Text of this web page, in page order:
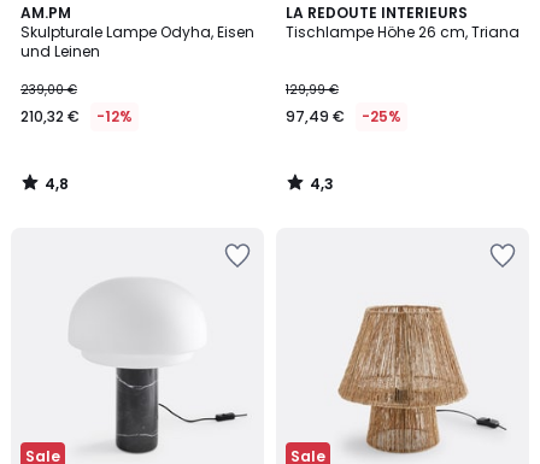
AM.PM
Skulpturale Lampe Odyha, Eisen
und Leinen
239,00 €
210,32 € -12%
4,8
/ 5
4,8
/
LA REDOUTE INTERIEURS
Tischlampe Höhe 26 cm, Triana
129,99 €
97,49 € -25%
4,3
/ 5
4,3
/
Sale Sale